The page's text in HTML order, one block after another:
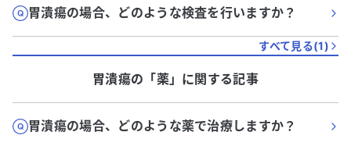
胃潰瘍の場合、どのような検査を行いますか？
すべて見る(1)
胃潰瘍の「薬」に関する記事
胃潰瘍の場合、どのような薬で治療しますか？